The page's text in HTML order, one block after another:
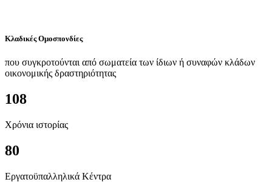
Κλαδικές Ομοσπονδίες
που συγκροτούνται από σωματεία των ίδιων ή συναφών κλάδων
οικονομικής δραστηριότητας
108
Χρόνια ιστορίας
80
Εργατοϋπαλληλικά Κέντρα